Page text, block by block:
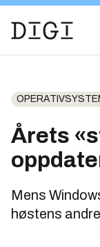
Årets
Mens
høstens